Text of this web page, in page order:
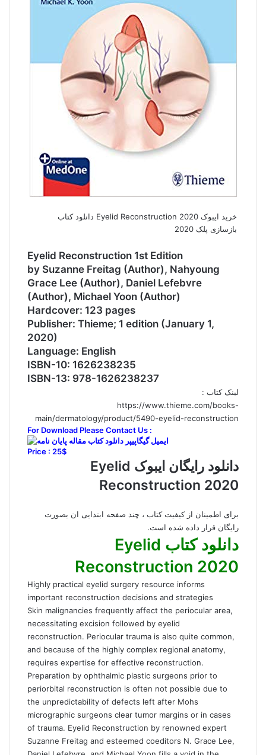
خرید ایبوک Eyelid Reconstruction 2020 دانلود کتاب
بازسازی پلک 2020
Eyelid Reconstruction 1st Edition
by Suzanne Freitag (Author), Nahyoung
Grace Lee (Author), Daniel Lefebvre
(Author), Michael Yoon (Author)
Hardcover: 123 pages
Publisher: Thieme; 1 edition (January 1,
2020)
Language: English
ISBN-10: 1626238235
ISBN-13: 978-1626238237
لینک کتاب :
https://www.thieme.com/books-
main/dermatology/product/5490-eyelid-reconstruction
For Download Please Contact Us :
Price : 25$
دانلود رایگان ایبوک Eyelid
Reconstruction 2020
برای اطمینان از کیفیت کتاب ، چند صفحه ابتدایی ان بصورت
رایگان قرار داده شده است.
دانلود کتاب Eyelid
Reconstruction 2020
Highly practical eyelid surgery resource informs
important reconstruction decisions and strategies
Skin malignancies frequently affect the periocular area,
necessitating excision followed by eyelid
reconstruction. Periocular trauma is also quite common,
and because of the highly complex regional anatomy,
requires expertise for effective reconstruction.
Preparation by ophthalmic plastic surgeons prior to
periorbital reconstruction is often not possible due to
the unpredictability of defects left after Mohs
micrographic surgeons clear tumor margins or in cases
of trauma. Eyelid Reconstruction by renowned expert
Suzanne Freitag and esteemed coeditors N. Grace Lee,